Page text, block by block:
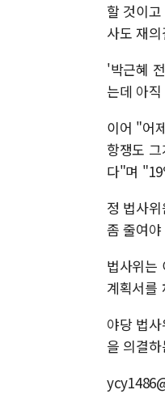
할 것이
사도 재
'박근혜
는데 아
이어 "어
항쟁도
다"며
정 법사
좀 줄여
법사위는
계획서를
야당 법
을 의결